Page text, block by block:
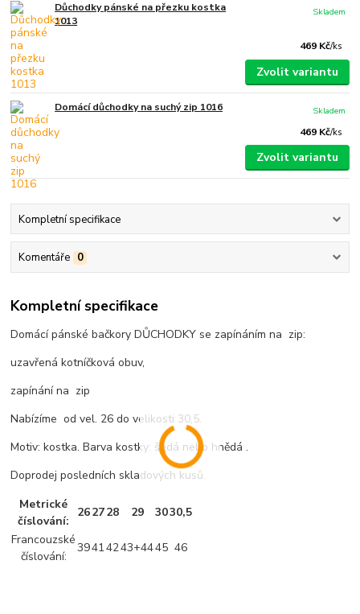
Důchodky pánské na přezku kostka
1013
469 Kč/ks
Skladem
Zvolit variantu
Domácí důchodky na suchý zip 1016
469 Kč/ks
Skladem
Zvolit variantu
Kompletní specifikace
Komentáře 0
Kompletní specifikace
Domácí pánské bačkory DŮCHODKY se zapínáním na zip:
uzavřená kotníčková obuv,
zapínání na zip
Nabízíme od vel. 26 do velikosti 30,5.
Motiv: kostka. Barva kostky: šedá nebo hnědá .
Doprodej posledních skladových kusů.
Metrické
číslování:
262728 29 3030,5
Francouzské
číslování:
39414243+4445 46